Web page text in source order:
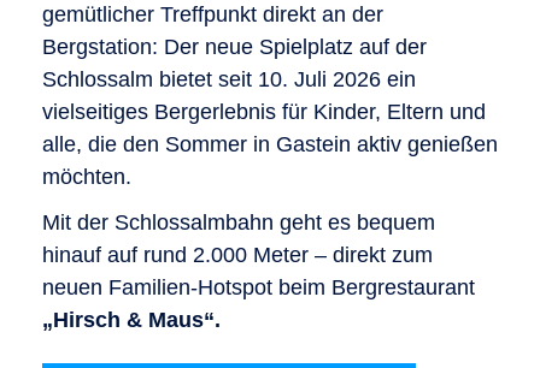
gemütlicher Treffpunkt direkt an der
Bergstation: Der neue Spielplatz auf der
Schlossalm bietet seit 10. Juli 2026 ein
vielseitiges Bergerlebnis für Kinder, Eltern und
alle, die den Sommer in Gastein aktiv genießen
möchten.
Mit der Schlossalmbahn geht es bequem
hinauf auf rund 2.000 Meter – direkt zum
neuen Familien-Hotspot beim Bergrestaurant
„Hirsch & Maus“.